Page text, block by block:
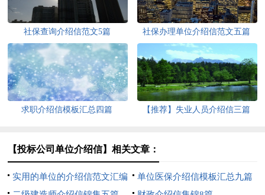
社保查询介绍信范文5篇 社保办理单位介绍信范文五篇
求职介绍信模板汇总四篇 【推荐】失业人员介绍信三篇
【投标公司单位介绍信】相关文章：
实用的单位的介绍信范文汇编
单位医保介绍信模板汇总九篇